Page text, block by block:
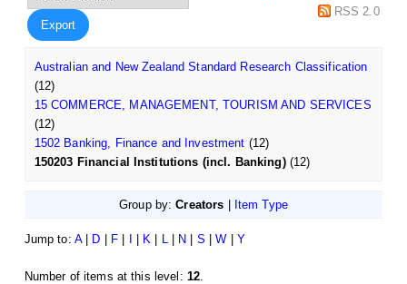
RSS 2.0
Australian and New Zealand Standard Research Classification
(12)
15 COMMERCE, MANAGEMENT, TOURISM AND SERVICES
(12)
1502 Banking, Finance and Investment (12)
150203 Financial Institutions (incl. Banking)(12)
Group by:Creators Item Type
Jump to: A| D F K N S |W Y
Number of items at this level: 12